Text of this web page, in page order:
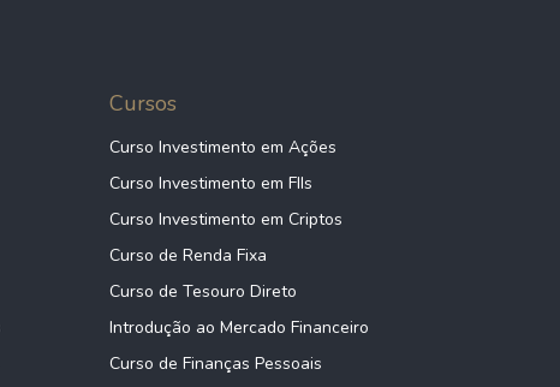
Cursos
Curso Investimento em Ações
Curso Investimento em FIIs
Curso Investimento em Criptos
Curso de Renda Fixa
Curso de Tesouro Direto
Introdução ao Mercado Financeiro
Curso de Finanças Pessoais